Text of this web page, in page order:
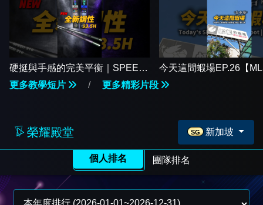
硬挺與手感的完美平衡｜SPEED
93.5H 競速竿 全新上市【MLS蝦
戰天下】#17shrimp #台湾のエビ
今天這間蝦場EP.26【
下】#17shrimp #台湾の
更多教學短片 / 更多精彩片段
榮耀殿堂 SG 新加坡
個人排名 團隊排名